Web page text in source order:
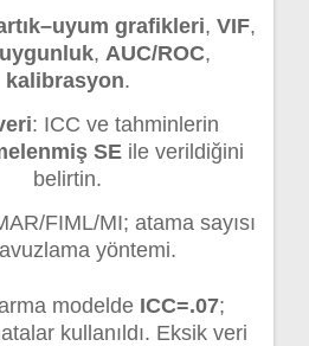
grafikleri, VIF,
, AUC/ROC,
kalibrasyon.
: ICC ve tahminlerin
SEile verildiğini
belirtin.
FIML/MI; atama sayısı
yöntemi.
modelde ICC=.07;
kullanıldı. Eksik veri